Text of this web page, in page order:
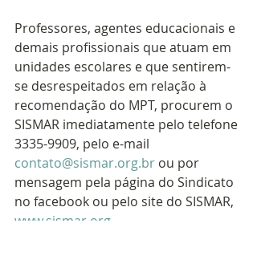
Professores, agentes educacionais e
demais profissionais que atuam em
unidades escolares e que sentirem-
se desrespeitados em relação à
recomendação do MPT, procurem o
SISMAR imediatamente pelo telefone
3335-9909, pelo e-mail
contato@sismar.org.br ou por
mensagem pela página do Sindicato
no facebook ou pelo site do SISMAR,
www.sismar.org